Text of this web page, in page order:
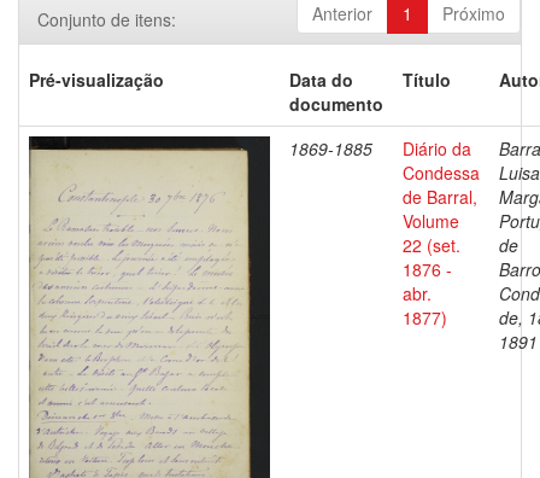
Anterior 1 Próximo
Conjunto de itens:
Pré-visualização
Data do
documento
Título
1869-1885
Diário da
Condessa
de Barral,
Volume
22 (set.
1876 -
abr.
1877)
Luisa
de
de,
1891